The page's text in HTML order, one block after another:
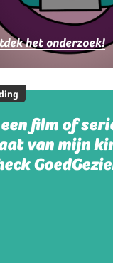
het onderzoek!
film of
van mijn